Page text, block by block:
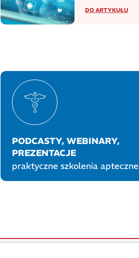
DO ARTYKUŁU
PODCASTY, WEBINARY,
PREZENTACJE
praktyczne szkolenia apteczne